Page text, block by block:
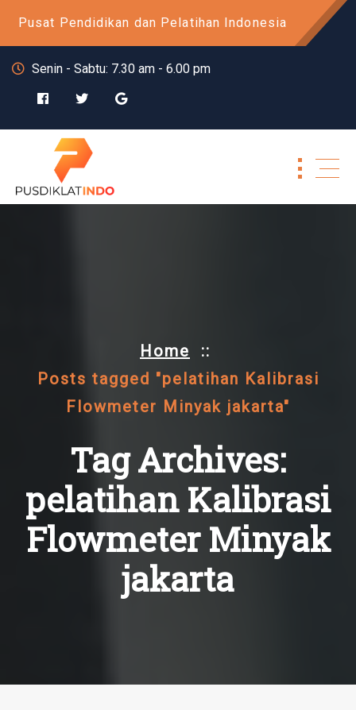
Pusat Pendidikan dan Pelatihan Indonesia
Senin - Sabtu: 7.30 am - 6.00 pm
Home ::
Posts tagged "pelatihan Kalibrasi
Flowmeter Minyak jakarta"
Tag Archives:
pelatihan Kalibrasi
Flowmeter Minyak
jakarta